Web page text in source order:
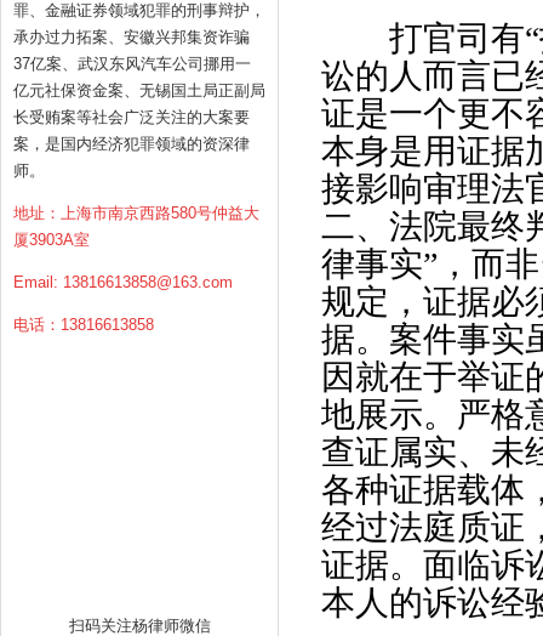
罪、金融证券领域犯罪的刑事辩护，
承办过力拓案、安徽兴邦集资诈骗
37亿案、武汉东风汽车公司挪用一
亿元社保资金案、无锡国土局正副局
长受贿案等社会广泛关注的大案要
案，是国内经济犯罪领域的资深律
师。
地址：上海市南京西路580号仲益大
厦3903A室
Email: 13816613858@163.com
电话：13816613858
扫码关注杨律师微信
打官司有“
讼的人而言已
证是一个更不
本身是用证据
接影响审理法
二、法院最终
律事实”，而
规定，证据必
据。案件事实
因就在于举证
地展示。严格
查证属实、未
各种证据载体
经过法庭质证
证据。面临诉
本人的诉讼经